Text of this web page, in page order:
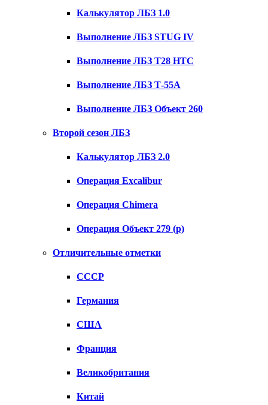
Калькулятор ЛБЗ 1.0
Выполнение ЛБЗ STUG IV
Выполнение ЛБЗ T28 HTC
Выполнение ЛБЗ Т-55А
Выполнение ЛБЗ Объект 260
Второй сезон ЛБЗ
Калькулятор ЛБЗ 2.0
Операция Excalibur
Операция Chimera
Операция Объект 279 (р)
Отличительные отметки
СССР
Германия
США
Франция
Великобритания
Китай